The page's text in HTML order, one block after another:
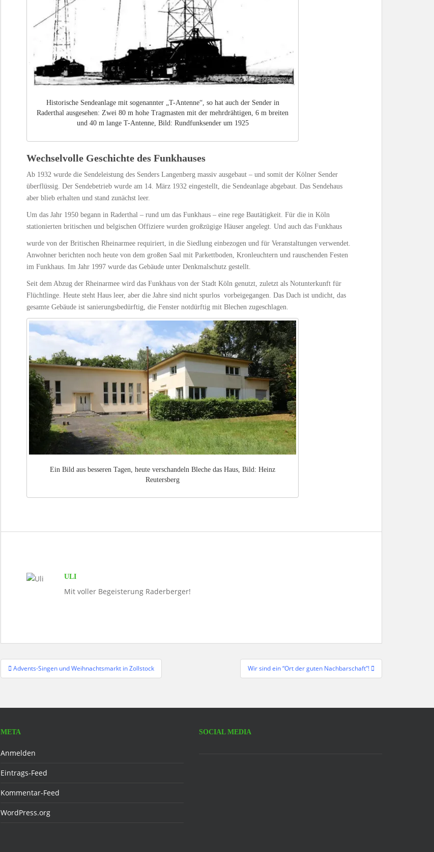
Historische Sendeanlage mit sogenannter „T-Antenne“, so hat auch der Sender in
Raderthal ausgesehen: Zwei 80 m hohe Tragmasten mit der mehrdrähtigen, 6 m breiten
und 40 m lange T-Antenne, Bild: Rundfunksender um 1925
Wechselvolle Geschichte des Funkhauses
Ab 1932 wurde die Sendeleistung des Senders Langenberg massiv ausgebaut – und somit der Kölner Sender
überflüssig. Der Sendebetrieb wurde am 14. März 1932 eingestellt, die Sendeanlage abgebaut. Das Sendehaus
aber blieb erhalten und stand zunächst leer.
Um das Jahr 1950 begann in Raderthal – rund um das Funkhaus – eine rege Bautätigkeit. Für die in Köln
stationierten britischen und belgischen Offiziere wurden großzügige Häuser angelegt. Und auch das Funkhaus
wurde von der Britischen Rheinarmee requiriert, in die Siedlung einbezogen und für Veranstaltungen verwendet.
Anwohner berichten noch heute von dem großen Saal mit Parkettboden, Kronleuchtern und rauschenden Festen
im Funkhaus. Im Jahr 1997 wurde das Gebäude unter Denkmalschutz gestellt.
Seit dem Abzug der Rheinarmee wird das Funkhaus von der Stadt Köln genutzt, zuletzt als Notunterkunft für
Flüchtlinge. Heute steht Haus leer, aber die Jahre sind nicht spurlos vorbeigegangen. Das Dach ist undicht, das
gesamte Gebäude ist sanierungsbedürftig, die Fenster notdürftig mit Blechen zugeschlagen.
Ein Bild aus besseren Tagen, heute verschandeln Bleche das Haus, Bild: Heinz
Reutersberg
ULI
Mit voller Begeisterung Raderberger!
Beitragsnavigation
Advents-Singen und Weihnachtsmarkt in Zollstock Wir sind ein “Ort der guten Nachbarschaft”!
META
Anmelden
Eintrags-Feed
Kommentar-Feed
WordPress.org
SOCIAL MEDIA